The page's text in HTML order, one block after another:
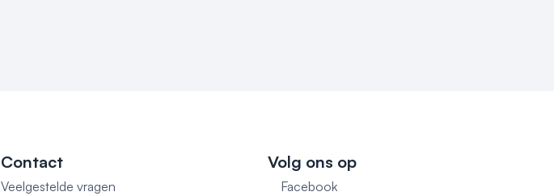
Contact
Veelgestelde vragen
Volg ons op
Facebook